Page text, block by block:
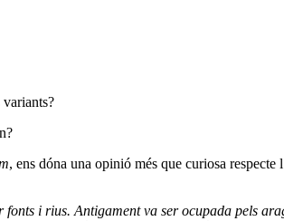
variants?
, ens dóna una opinió més que curiosa respecte
i rius. Antigament va ser ocupada pels